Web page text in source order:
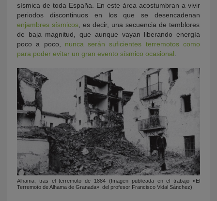
sísmica de toda España. En este área acostumbran a vivir
periodos discontinuos en los que se desencadenan
enjambres sísmicos , es decir, una secuencia de temblores
de baja magnitud, que aunque vayan liberando energía
poco a poco,
nunca serán suficientes terremotos como
para poder evitar un gran evento sísmico ocasional
Alhama, tras el terremoto de 1884 (Imagen publicada en el trabajo «El
Terremoto de Alhama de Granada», del profesor Francisco Vidal Sánchez).